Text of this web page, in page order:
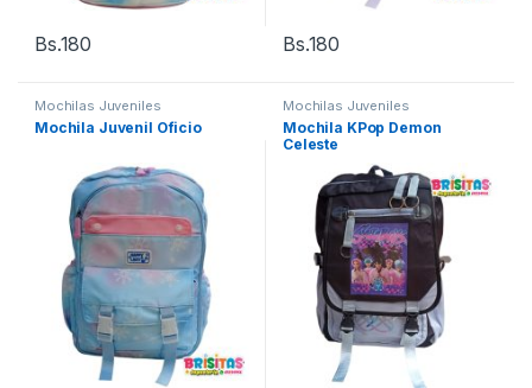
Bs.180 Bs.180
Mochilas Juveniles
Mochila Juvenil Oficio
Mochilas Juveniles
Mochila KPop Demon
Celeste